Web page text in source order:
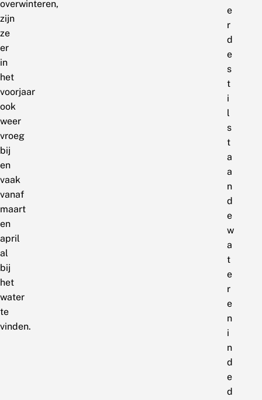
overwinteren,
zijn
ze
er
in
het
voorjaar
ook
weer
vroeg
bij
en
vaak
vanaf
maart
en
april
al
bij
het
water
te
vinden.
e
r
d
e
s
t
i
l
s
t
a
a
n
d
e
w
a
t
e
r
e
n
i
n
d
e
d